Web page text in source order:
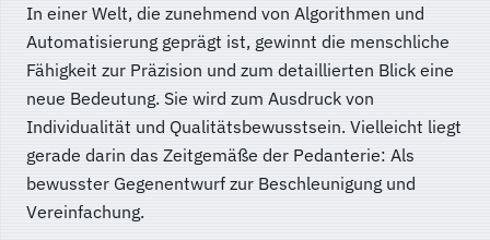
In einer Welt, die zunehmend von Algorithmen und
Automatisierung geprägt ist, gewinnt die menschliche
Fähigkeit zur Präzision und zum detaillierten Blick eine
neue Bedeutung. Sie wird zum Ausdruck von
Individualität und Qualitätsbewusstsein. Vielleicht liegt
gerade darin das Zeitgemäße der Pedanterie: Als
bewusster Gegenentwurf zur Beschleunigung und
Vereinfachung.